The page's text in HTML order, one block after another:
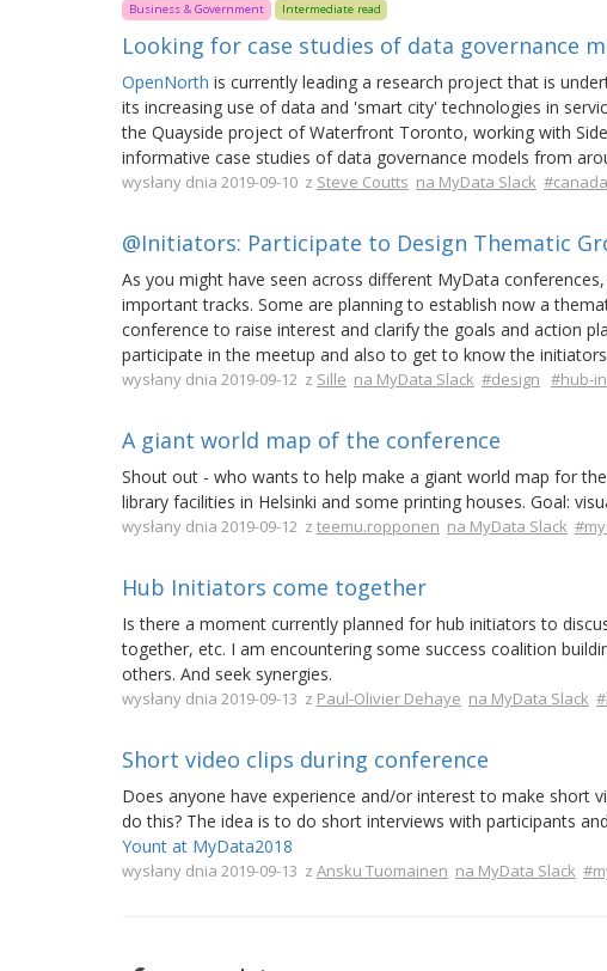
Business & Government Intermediate read
Looking for case studies of data governance
OpenNorth is currently leading a research project that is
its increasing use of data and 'smart city' technologies in
the Quayside project of Waterfront Toronto, working with
informative case studies of data governance models from
wysłany dnia 2019-09-10 z Steve Coutts na MyData Slack #canada
@Initiators: Participate to Design Thematic
As you might have seen across different MyData
important tracks. Some are planning to establish now a
conference to raise interest and clarify the goals and action
participate in the meetup and also to get to know the
wysłany dnia 2019-09-12 z Sille na MyData Slack #design #hub-
A giant world map of the conference
Shout out - who wants to help make a giant world map for
library facilities in Helsinki and some printing houses. Goal:
wysłany dnia 2019-09-12 z teemu.ropponen na MyData Slack
Hub Initiators come together
Is there a moment currently planned for hub initiators to
together, etc. I am encountering some success coalition
others. And seek synergies.
wysłany dnia 2019-09-13 z Paul-Olivier Dehaye na MyData Slack
Short video clips during conference
Does anyone have experience and/or interest to make short
do this? The idea is to do short interviews with participants
Yount at MyData2018
wysłany dnia 2019-09-13 z Ansku Tuomainen na MyData Slack